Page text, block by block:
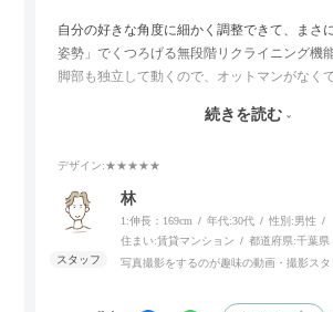
自分の好きな角度に細かく調整できて、まさ
姿勢」でくつろげる無段階リクライニング機
脚部も独立して動くので、オットマンがなく
スマホやタブレットを充電しながらリラック
個人的にはコードレス＆充電式なので、コン
にせず、好きな場所に置けるのが画期的に感
続きを読む
デザイン:★★★★★
林
1:伸長：169cm 年代:30代 性別:男性
住まい:賃貸マンション 都道府県:千葉県
写真撮影をするのが趣味の動画・撮影スタ